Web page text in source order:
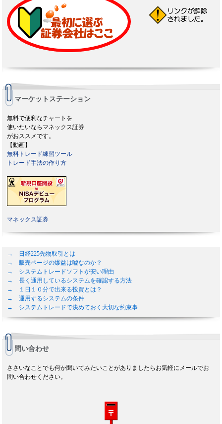
マーケットステーション
無料で便利なチャートを
使いたいならマネックス証券
がおススメです。
【動画】
無料トレード練習ツール
トレード手法の作り方
マネックス証券
→ 日経225先物取引とは
→ 販売ページの爆益は嘘なのか？
→ システムトレードソフトが安い理由
→ 長く通用しているシステムを確認する方法
→ １日１０分で出来る投資とは？
→ 運用するシステムの条件
→ システムトレードで決めておく大切な約束事
問い合わせ
ささいなことでも何か聞いてみたいことがありましたらお気軽にメールでお
問い合わせください。